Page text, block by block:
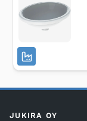
JUKIRA OY